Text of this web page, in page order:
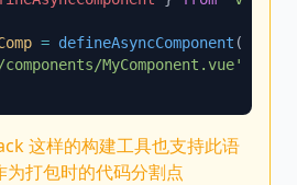
= defineAsyncComponent (()
MyComponent.vue'
这样的构建工具也支持此语
打包时的代码分割点